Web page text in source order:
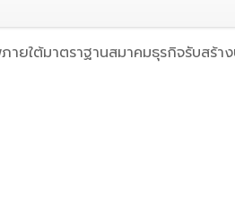
ยใต้มาตราฐานสมาคมธุรกิจรับสร้า